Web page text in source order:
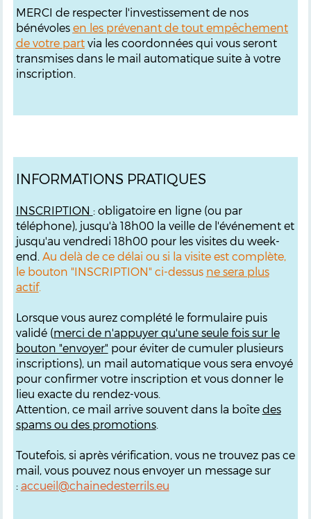
MERCI de respecter l'investissement de nos
bénévoles en les prévenant de tout empêchement
de votre partvia les coordonnées qui vous seront
transmises dans le mail automatique suite à votre
inscription.
INFORMATIONS PRATIQUES
INSCRIPTION : obligatoire en ligne (ou par
téléphone), jusqu'à 18h00 la veille de l'événement et
jusqu'au vendredi 18h00 pour les visites du week-
end. Au delà de ce délai ou si la visite est complète,
le bouton "INSCRIPTION" ci-dessus ne sera plus
actif.
Lorsque vous aurez complété le formulaire puis
validé (merci de n'appuyer qu'une seule fois sur le
bouton "envoyer" pour éviter de cumuler plusieurs
inscriptions), un mail automatique vous sera envoyé
pour confirmer votre inscription et vous donner le
lieu exacte du rendez-vous.
Attention, ce mail arrive souvent dans la boîte des
spams ou des promotions.
Toutefois, si après vérification, vous ne trouvez pas ce
mail, vous pouvez nous envoyer un message sur
: accueil@chainedesterrils.eu